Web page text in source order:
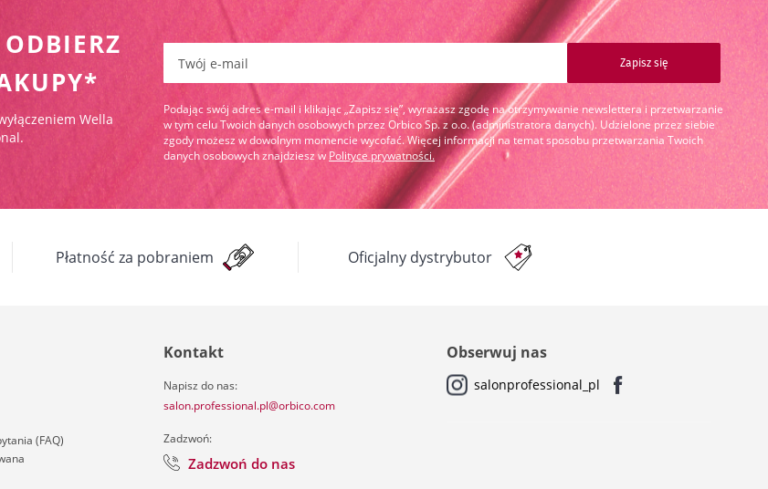
Wella
Zapisz się
Podając swój adres e-mail i klikając „Zapisz się”, wyrażasz zgodę na otrzymywanie newslettera i przetwarzanie
w tym celu Twoich danych osobowych przez Orbico Sp. z o.o. (administratora danych). Udzielone przez siebie
zgody możesz w dowolnym momencie wycofać. Więcej informacji na temat sposobu przetwarzania Twoich
danych osobowych znajdziesz w Polityce prywatności.
Płatność za pobraniem Oficjalny dystrybutor
(FAQ)
Kontakt
Napisz do nas:
salon.professional.pl@orbico.com
Zadzwoń:
Zadzwoń do nas
Obserwuj nas
salonprofessional_pl